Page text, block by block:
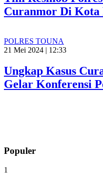
Curanmor Di Kota
POLRES TOUNA
21 Mei 2024 | 12:33
Ungkap Kasus
Gelar Konferensi
Populer
1